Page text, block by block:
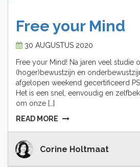
Free your Mind
30 AUGUSTUS 2020
Free your Mind! Na jaren veel studie
(hoger)bewustzijn en
afgelopen weekend gecertificeerd
Het is een snel, eenvoudig en
om onze […]
READ MORE
Corine Holtmaat